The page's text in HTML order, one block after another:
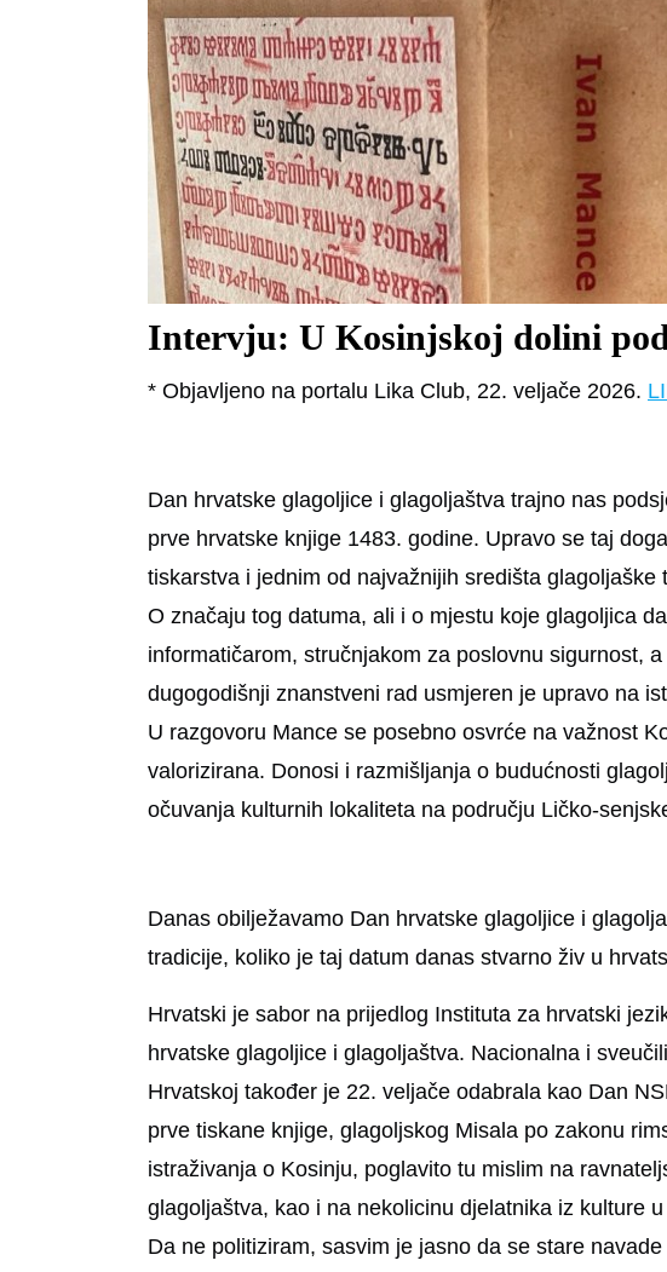
Intervju: U Kosinjskoj dolini
* Objavljeno na portalu Lika Club, 22. veljače 2026.
Dan hrvatske glagoljice i glagoljaštva trajno nas
prve hrvatske knjige 1483. godine. Upravo se taj
tiskarstva i jednim od najvažnijih središta glagoljaške
O značaju tog datuma, ali i o mjestu koje glagoljica
informatičarom, stručnjakom za poslovnu sigurnost,
dugogodišnji znanstveni rad usmjeren je upravo na
U razgovoru Mance se posebno osvrće na važnost
valorizirana. Donosi i razmišljanja o budućnosti
očuvanja kulturnih lokaliteta na području Ličko-
Danas obilježavamo Dan hrvatske glagoljice i
tradicije, koliko je taj datum danas stvarno živ u
Hrvatski je sabor na prijedlog Instituta za hrvatski
hrvatske glagoljice i glagoljaštva. Nacionalna i
Hrvatskoj također je 22. veljače odabrala kao Dan
prve tiskane knjige, glagoljskog Misala po zakonu
istraživanja o Kosinju, poglavito tu mislim na
glagoljaštva, kao i na nekolicinu djelatnika iz kulture
Da ne politiziram, sasvim je jasno da se stare